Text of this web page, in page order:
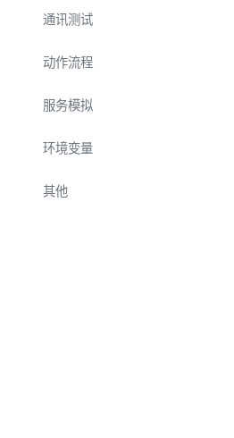
通讯测试
单元测试
步骤：脚本
动作流程
执行指令
服务模拟
串口
环境变量
其他